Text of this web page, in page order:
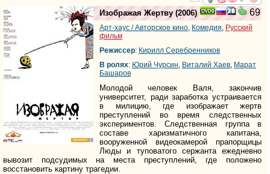
смотреть
69
Изображая Жертву (2006)
Арт-хаус / Авторское кино, Комедия, Русский
фильм
Режиссер: Кирилл Серебренников
В ролях: Юрий Чурсин, Виталий Хаев, Марат
Башаров
Молодой человек Валя, закончив
университет, ради заработка устраивается
в милицию, где изображает жертв
преступлений во время следственных
экспериментов. Следственная группа в
составе харизматичного капитана,
вооруженной видеокамерой прапорщицы
Люды и туповатого сержанта ежедневно
вывозит подсудимых на места преступлений, где положено
восстановить картину трагедии.